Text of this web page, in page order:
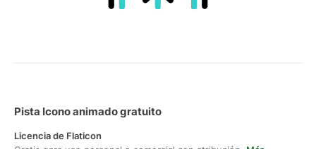
Pista Icono animado gratuito
Licencia de Flaticon